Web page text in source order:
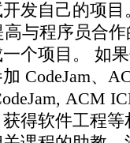
发自己的项目
与程序员合
个项目。 如
CodeJam、
ACM
得软件工程